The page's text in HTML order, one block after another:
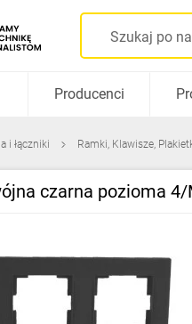
Producenci
i łączniki Ramki, Klawisze,
czarna pozioma